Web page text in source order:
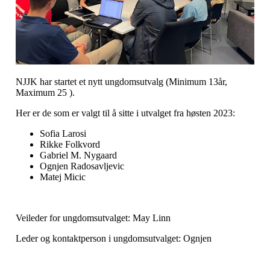
NJJK har startet et nytt ungdomsutvalg (Minimum 13år,
Maximum 25 ).
Her er de som er valgt til å sitte i utvalget fra høsten 2023:
Sofia Larosi
Rikke Folkvord
Gabriel M. Nygaard
Ognjen Radosavljevic
Matej Micic
Veileder for ungdomsutvalget: May Linn
Leder og kontaktperson i ungdomsutvalget: Ognjen